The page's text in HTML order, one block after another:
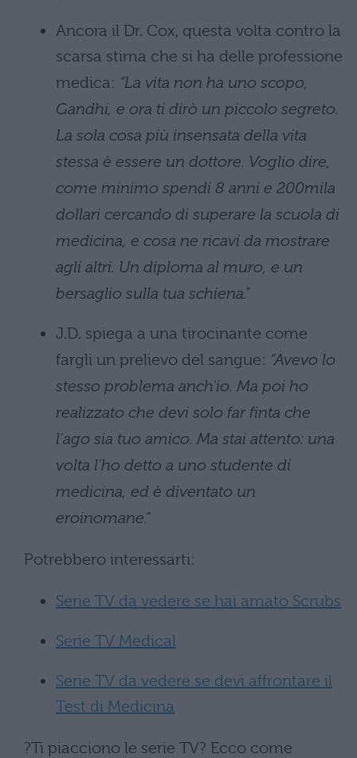
Ancora il Dr. Cox, questa volta contro la
scarsa stima che si ha delle professione
medica: “La vita non ha uno scopo,
Gandhi, e ora ti dirò un piccolo segreto.
La sola cosa più insensata della vita
stessa è essere un dottore. Voglio dire,
come minimo spendi 8 anni e 200mila
dollari cercando di superare la scuola di
medicina, e cosa ne ricavi da mostrare
agli altri. Un diploma al muro, e un
bersaglio sulla tua schiena.”
J.D. spiega a una tirocinante come
fargli un prelievo del sangue: “Avevo lo
stesso problema anch'io. Ma poi ho
realizzato che devi solo far finta che
l'ago sia tuo amico. Ma stai attento: una
volta l'ho detto a uno studente di
medicina, ed è diventato un
eroinomane.”
Potrebbero interessarti:
Serie TV da vedere se hai amato Scrubs
Serie TV Medical
Serie TV da vedere se devi affrontare il
Test di Medicina
?Ti piacciono le serie TV? Ecco come